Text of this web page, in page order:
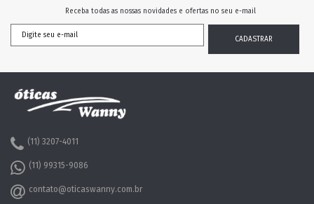
Receba todas as nossas novidades e ofertas no seu e-mail
(11) 3207-4011
(11) 99315-9086
contato@oticaswanny.com.br